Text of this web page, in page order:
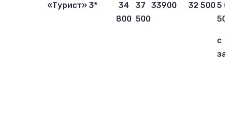
«Турист» 3*
34
800
37
500
33900 32 5005
с